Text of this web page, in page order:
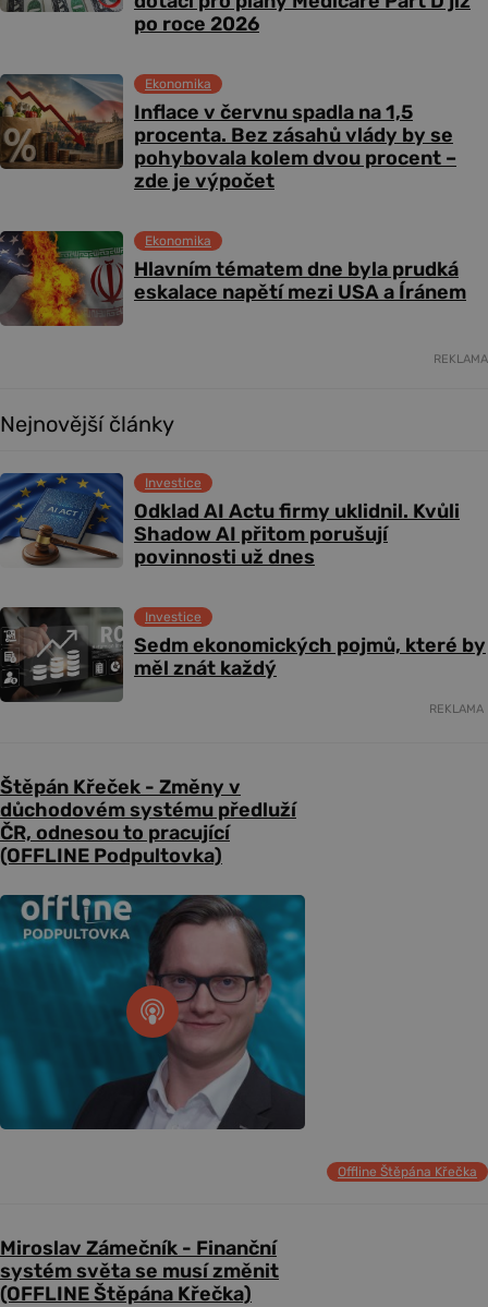
po roce 2026
Inflace v červnu spadla na 1,5
procenta. Bez zásahů vlády by se
pohybovala kolem dvou procent –
zde je výpočet
Ekonomika
Hlavním tématem dne byla prudká
eskalace napětí mezi USA a Íránem
Ekonomika
REKLAMA
Nejnovější články
Odklad AI Actu firmy uklidnil. Kvůli
Shadow AI přitom porušují
povinnosti už dnes
Investice
Sedm ekonomických pojmů, které by
měl znát každý
Investice
REKLAMA
Štěpán Křeček - Změny v
důchodovém systému předluží
ČR, odnesou to pracující
(OFFLINE Podpultovka)
Offline Štěpána Křečka
Miroslav Zámečník - Finanční
systém světa se musí změnit
(OFFLINE Štěpána Křečka)